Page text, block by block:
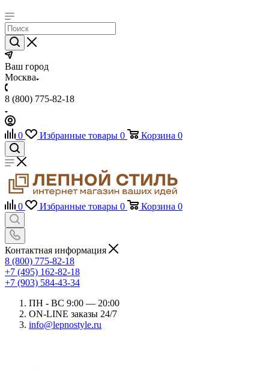
Ваш город
Москва
8 (800) 775-82-18
0 Избранные товары 0 Корзина 0
0 Избранные товары 0 Корзина 0
Контактная информация
8 (800) 775-82-18
+7 (495) 162-82-18
+7 (903) 584-43-34
ПН - ВС 9:00 — 20:00
ON-LINE заказы 24/7
info@lepnostyle.ru